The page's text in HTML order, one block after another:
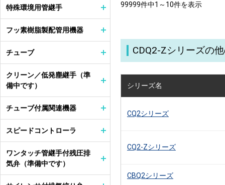
99999件中1～10件を表示
CDQ2-Zシリーズの
シリーズ名
CQ2シリーズ
CQ2-Zシリーズ
CBQ2シリーズ
特殊環境用管継手
フッ素樹脂製配管用機器
チューブ
クリーン／低発塵継手（準
備中です）
チューブ付属関連機器
スピードコントローラ
ワンタッチ管継手付残圧排
気弁（準備中です）